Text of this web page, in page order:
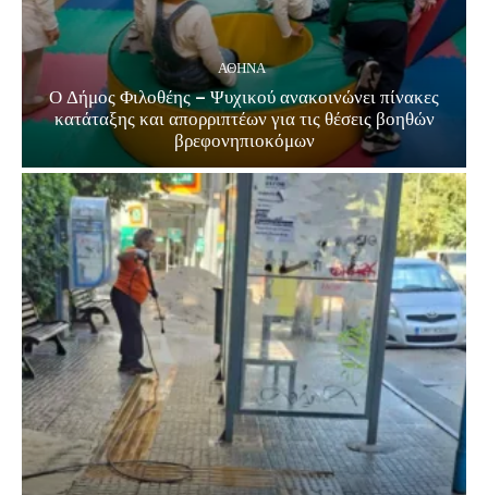
ΑΘΗΝΑ
Ο Δήμος Φιλοθέης – Ψυχικού ανακοινώνει πίνακες
κατάταξης και απορριπτέων για τις θέσεις βοηθών
βρεφονηπιοκόμων